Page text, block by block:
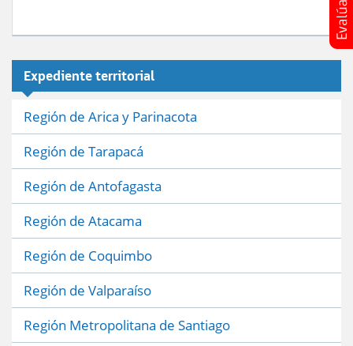
Expediente territorial
Región de Arica y Parinacota
Región de Tarapacá
Región de Antofagasta
Región de Atacama
Región de Coquimbo
Región de Valparaíso
Región Metropolitana de Santiago